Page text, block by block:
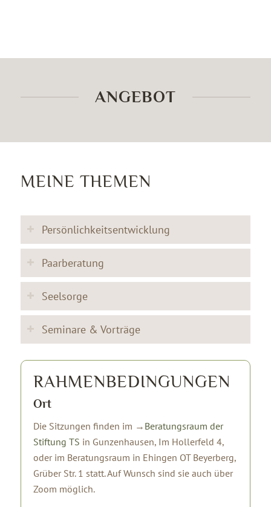
ANGEBOT
MEINE THEMEN
Persönlichkeitsentwicklung
Paarberatung
Seelsorge
Seminare & Vorträge
RAHMEN­BEDINGUNGEN
Ort
Die Sitzungen finden im → Beratungsraum der
Stiftung TS in Gunzenhausen, Im Hollerfeld 4,
oder im Beratungsraum in Ehingen OT Beyerberg,
Grüber Str. 1 statt. Auf Wunsch sind sie auch über
Zoom möglich.